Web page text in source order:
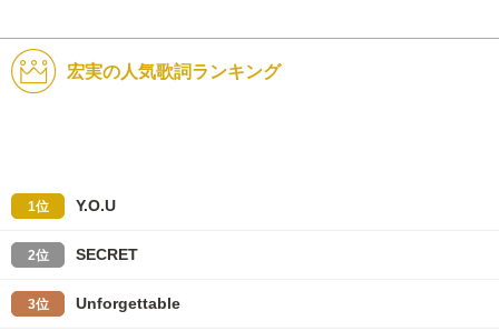
宏実の人気歌詞ランキング
1位 Y.O.U
2位 SECRET
3位 Unforgettable